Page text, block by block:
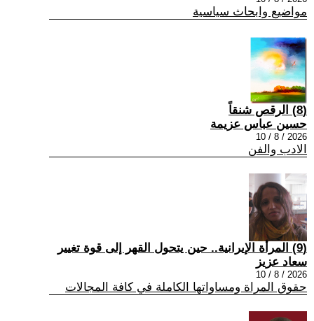
مواضيع وابحاث سياسية
(8) الرقص شنقاً
حسين عباس عزيمة
2026 / 8 / 10
الادب والفن
(9) المرأة الإيرانية.. حين يتحول القهر إلى قوة تغيير
سعاد عزيز
2026 / 8 / 10
حقوق المراة ومساواتها الكاملة في كافة المجالات